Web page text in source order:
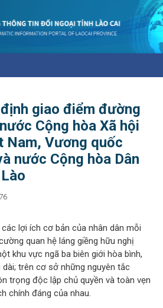
giao điểm đường
Cộng hòa Xã hội
Nam, Vương quốc
nước Cộng hòa Dân
lợi ích cơ bản của nhân dân mỗi
quan hệ láng giềng hữu nghị
khu vực ngã ba biên giới hòa bình,
trên cơ sở những nguyên tắc
trọng độc lập chủ quyền và toàn vẹn
chính đáng của nhau.